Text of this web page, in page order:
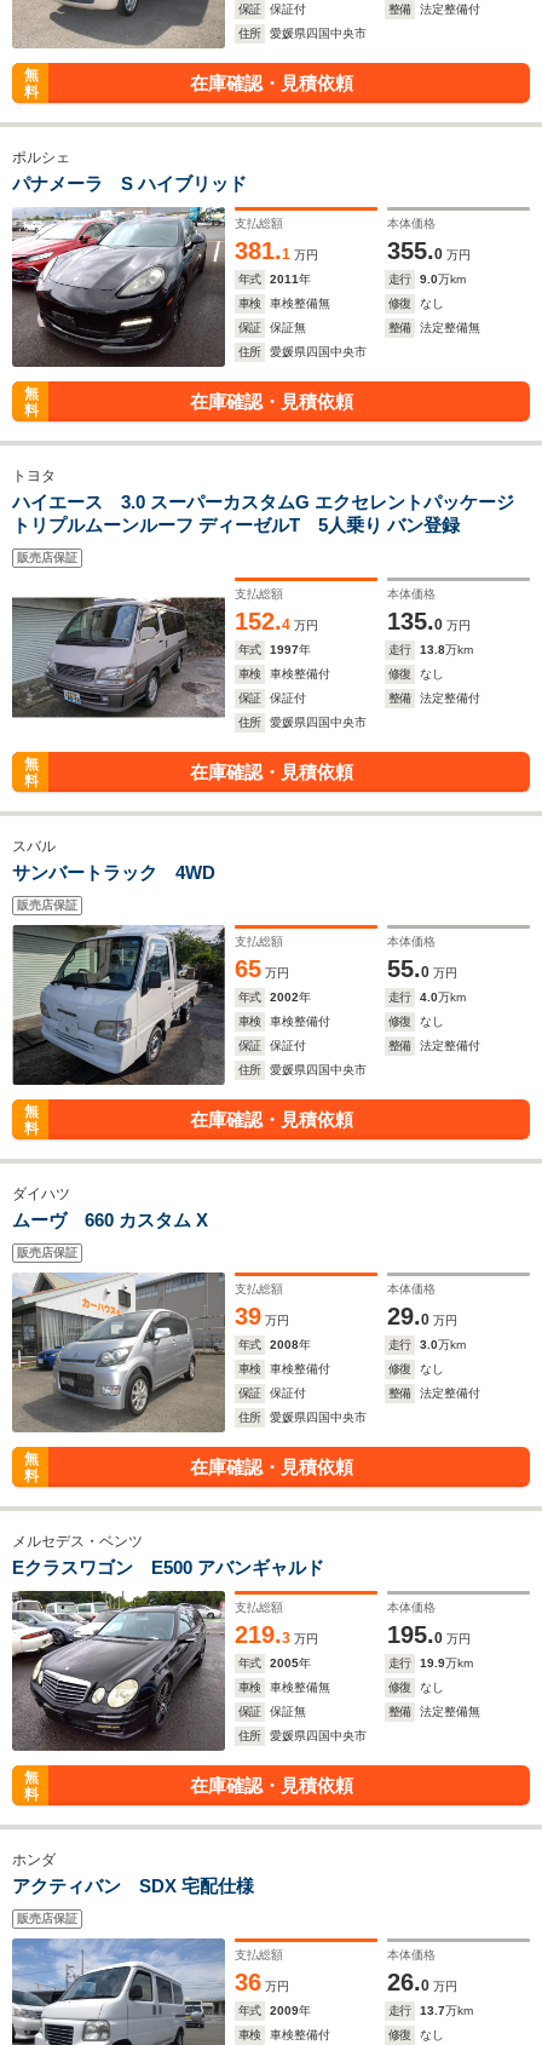
保証 保証付 整備
法定整備付
住所
愛媛県四国中央市
無
料
在庫確認・見積依頼
ポルシェ
パナメーラ S ハイブリッド
支払総額
381.1 万円
本体価格
355.0 万円
年式
2011年 走行 9.0万km
車検
車検整備無 修復
なし
保証
保証無 整備
法定整備無
住所
愛媛県四国中央市
無
料
在庫確認・見積依頼
トヨタ
ハイエース 3.0 スーパーカスタムG エクセレントパッケージ
トリプルムーンルーフ ディーゼルT 5人乗り バン登録
販売店保証
支払総額
152.4 万円
本体価格
135.0 万円
年式
1997年 走行 13.8万km
車検
車検整備付 修復
なし
保証
保証付 整備
法定整備付
住所
愛媛県四国中央市
無
料
在庫確認・見積依頼
スバル
サンバートラック 4WD
販売店保証
支払総額
65 万円
本体価格
55.0 万円
年式
2002年 走行 4.0万km
車検
車検整備付 修復
なし
保証
保証付 整備
法定整備付
住所
愛媛県四国中央市
無
料
在庫確認・見積依頼
ダイハツ
ムーヴ 660 カスタム X
販売店保証
支払総額
39 万円
本体価格
29.0 万円
年式
2008年 走行 3.0万km
車検
車検整備付 修復
なし
保証
保証付 整備
法定整備付
住所
愛媛県四国中央市
無
料
在庫確認・見積依頼
メルセデス・ベンツ
Eクラスワゴン E500 アバンギャルド
支払総額
219.3 万円
本体価格
195.0 万円
年式
2005年 走行 19.9万km
車検
車検整備無 修復
なし
保証
保証無 整備
法定整備無
住所
愛媛県四国中央市
無
料
在庫確認・見積依頼
ホンダ
アクティバン SDX 宅配仕様
販売店保証
支払総額
36 万円
本体価格
26.0 万円
年式
2009年 走行 13.7万km
車検
車検整備付 修復
なし